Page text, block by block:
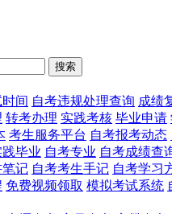
搜索
间 自考违规处理查询 成绩
转考办理 实践考核 毕业申请
考生服务平台 自考报考动态
毕业 自考专业 自考成绩查
笔记 自考考生手记 自考学习
免费视频领取 模拟考试系统